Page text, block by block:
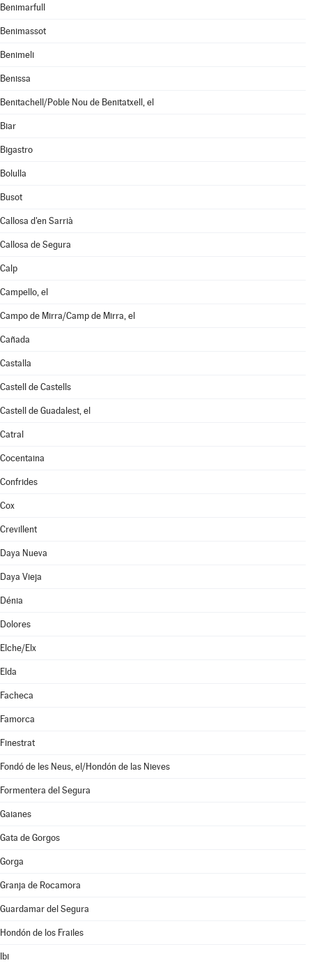
Benimarfull
Benimassot
Benimeli
Benissa
Benitachell/Poble Nou de Benitatxell, el
Biar
Bigastro
Bolulla
Busot
Callosa d'en Sarrià
Callosa de Segura
Calp
Campello, el
Campo de Mirra/Camp de Mirra, el
Cañada
Castalla
Castell de Castells
Castell de Guadalest, el
Catral
Cocentaina
Confrides
Cox
Crevillent
Daya Nueva
Daya Vieja
Dénia
Dolores
Elche/Elx
Elda
Facheca
Famorca
Finestrat
Fondó de les Neus, el/Hondón de las Nieves
Formentera del Segura
Gaianes
Gata de Gorgos
Gorga
Granja de Rocamora
Guardamar del Segura
Hondón de los Frailes
Ibi